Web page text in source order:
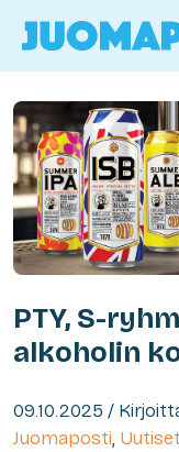
PTY, S-
alkoholin
09.10.2025 /
Juomaposti, Uutiset